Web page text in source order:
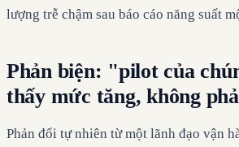
lượng trễ chậm sau báo cáo năng suất
Phản biện: "pilot của
thấy mức tăng, không
Phản đối tự nhiên từ một lãnh đạo vận